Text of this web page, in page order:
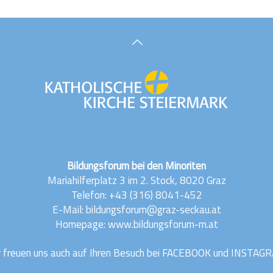
Bildungsforum bei den Minoriten
Mariahilferplatz 3 im 2. Stock, 8020 Graz
Telefon: +43 (316) 8041-452
E-Mail:bildungsforum@graz-seckau.at
Homepage: www.bildungsforum-m.at
uns auch auf Ihren Besuch bei FACEBOOKund